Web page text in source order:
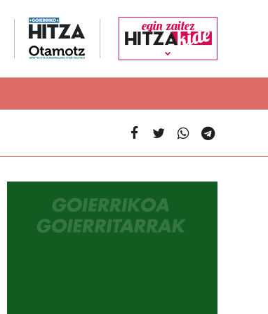
egin zaitez